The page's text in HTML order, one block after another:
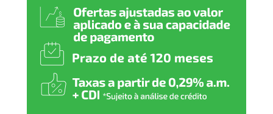
Rotavírus (1ª dose)
3 meses
Meningocócica C (1ª dose)
4 meses: